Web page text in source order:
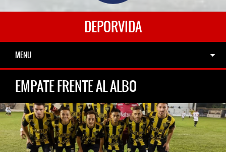
DEPORVIDA
MENU
EMPATE FRENTE AL ALBO